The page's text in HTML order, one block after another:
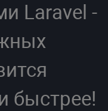
Laravel -
быстрее!